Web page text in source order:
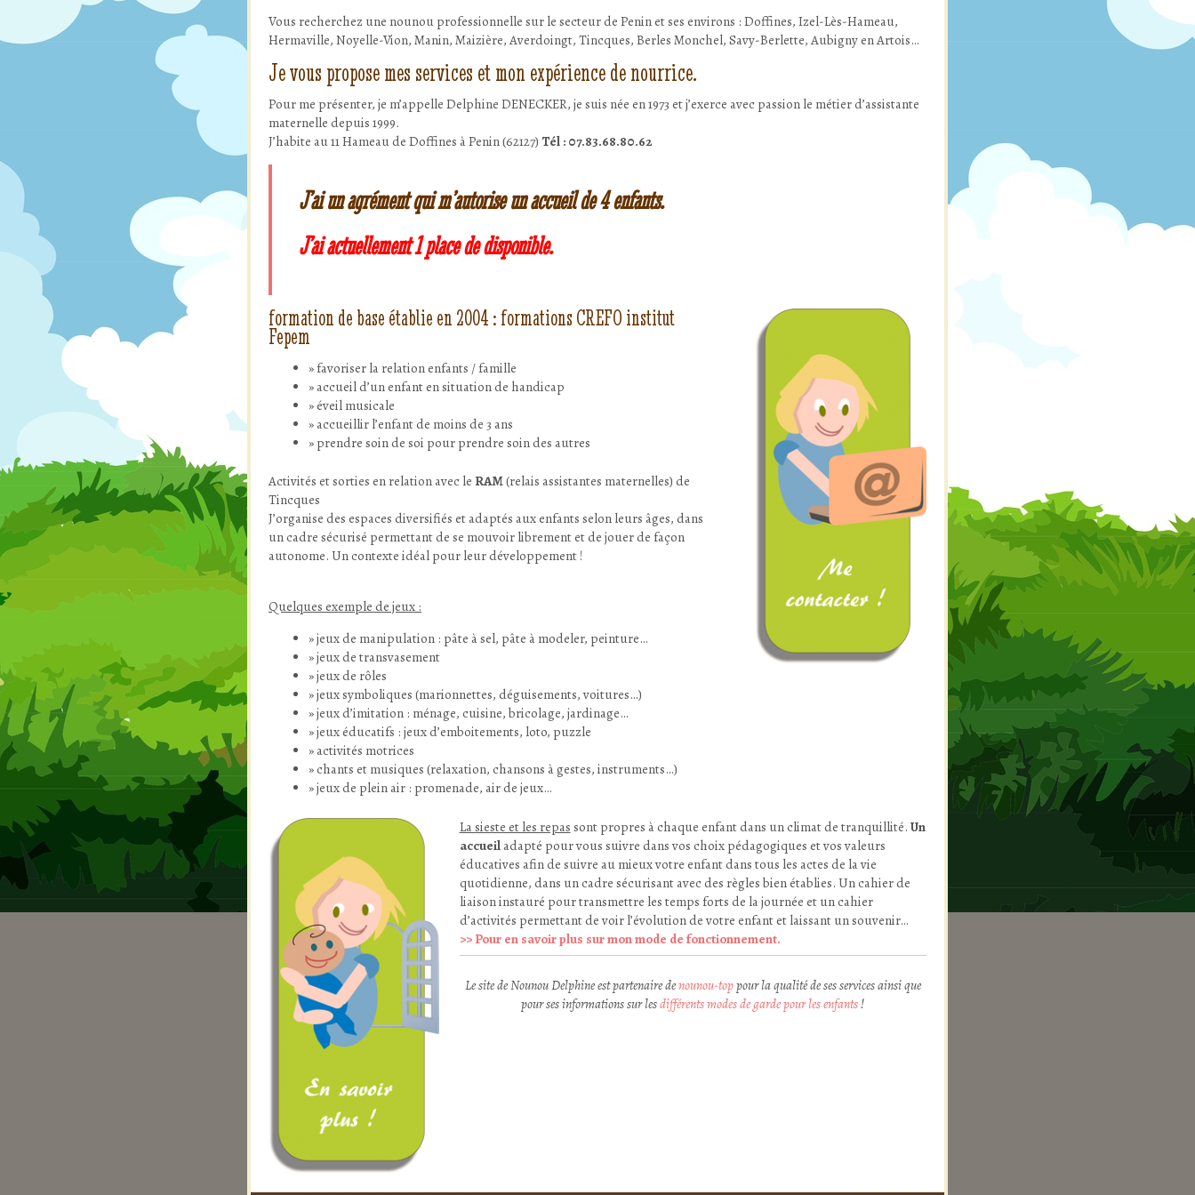
Vous recherchez une nounou professionnelle sur le secteur de Penin et ses environs : Doffines, Izel-Lès-Hameau,
Hermaville, Noyelle-Vion, Manin, Maizière, Averdoingt, Tincques, Berles Monchel, Savy-Berlette, Aubigny en Artois…
Je vous propose mes services et mon expérience de nourrice.
Pour me présenter, je m’appelle Delphine DENECKER, je suis née en 1973 et j’exerce avec passion le métier d’assistante
maternelle depuis 1999.
J’habite au 11 Hameau de Doffines à Penin (62127) Tél : 07.83.68.80.62
J’ai un agrément qui m’autorise un accueil de 4 enfants.
J’ai actuellement 1 place de disponible.
formation de base établie en 2004 : formations CREFO institut
Fepem
favoriser la relation enfants / famille
accueil d’un enfant en situation de handicap
éveil musicale
accueillir l’enfant de moins de 3 ans
prendre soin de soi pour prendre soin des autres
Activités et sorties en relation avec le RAM(relais assistantes maternelles) de
Tincques
J’organise des espaces diversifiés et adaptés aux enfants selon leurs âges, dans
un cadre sécurisé permettant de se mouvoir librement et de jouer de façon
autonome. Un contexte idéal pour leur développement !
Quelques exemple de jeux :
jeux de manipulation : pâte à sel, pâte à modeler, peinture…
jeux de transvasement
jeux de rôles
jeux symboliques (marionnettes, déguisements, voitures…)
jeux d’imitation : ménage, cuisine, bricolage, jardinage…
jeux éducatifs : jeux d’emboitements, loto, puzzle
activités motrices
chants et musiques (relaxation, chansons à gestes, instruments…)
jeux de plein air : promenade, air de jeux…
La sieste et les repas sont propres à chaque enfant dans un climat de tranquillité. Un
accueiladapté pour vous suivre dans vos choix pédagogiques et vos valeurs
éducatives afin de suivre au mieux votre enfant dans tous les actes de la vie
quotidienne, dans un cadre sécurisant avec des règles bien établies. Un cahier de
liaison instauré pour transmettre les temps forts de la journée et un cahier
d’activités permettant de voir l’évolution de votre enfant et laissant un souvenir…
>> Pour en savoir plus sur mon mode de fonctionnement.
Le site de Nounou Delphine est partenaire denounou-toppour la qualité de ses services ainsi que
pour ses informations sur lesdifférents modes de garde pour les enfants!